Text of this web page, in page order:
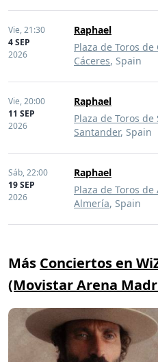
Vie,21:30
4 SEP
2026
Raphael
Plaza de Toros de
Cáceres, Spain
Vie,20:00
11 SEP
2026
Raphael
Plaza de Toros
Santander, Spain
Sáb,22:00
19 SEP
2026
Raphael
Plaza de Toros de
Almería, Spain
Más Conciertos en
(Movistar Arena